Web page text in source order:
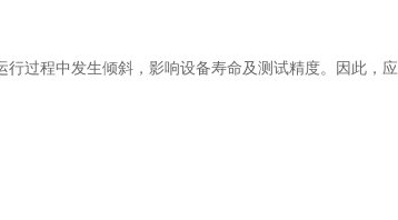
过程中发生倾斜，影响设备寿命及测试精度。因此，应